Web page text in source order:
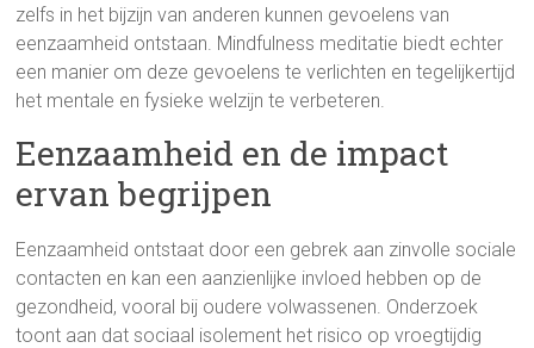
zelfs in het bijzijn van anderen kunnen gevoelens van
eenzaamheid ontstaan. Mindfulness meditatie biedt echter
een manier om deze gevoelens te verlichten en tegelijkertijd
het mentale en fysieke welzijn te verbeteren.
Eenzaamheid en de impact
ervan begrijpen
Eenzaamheid ontstaat door een gebrek aan zinvolle sociale
contacten en kan een aanzienlijke invloed hebben op de
gezondheid, vooral bij oudere volwassenen. Onderzoek
toont aan dat sociaal isolement het risico op vroegtijdig